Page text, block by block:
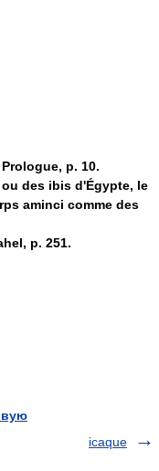
p. 10.
des ibis d'Égypte, le
aminci comme des
p. 251.
icaque